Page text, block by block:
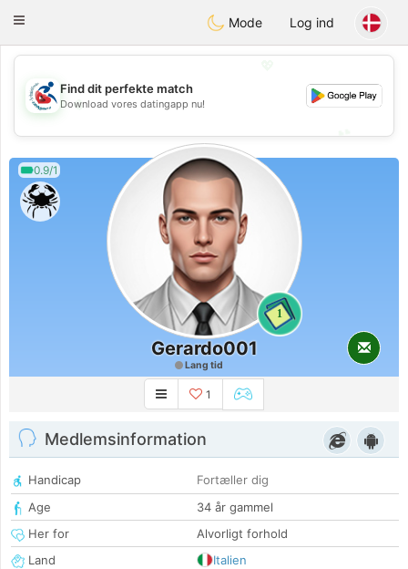
Handi Space
Toggle
Mode Log ind
💖
💕
Find dit perfekte match
Download vores datingapp nu!
0.9/1
1
Gerardo001
Lang tid
1
Medlemsinformation
Handicap
Fortæller dig
Age
34 år gammel
Her for
Alvorligt forhold
Land
Italien